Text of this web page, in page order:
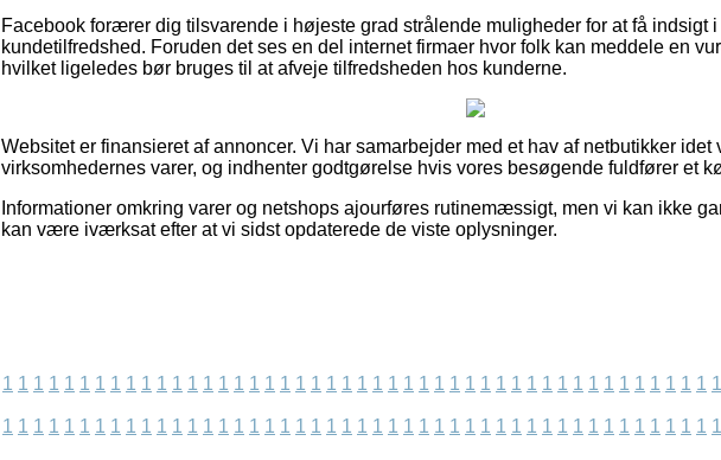
Facebook forærer dig tilsvarende i højeste grad strålende muligheder for at få indsigt
kundetilfredshed. Foruden det ses en del internet firmaer hvor folk kan meddele en
hvilket ligeledes bør bruges til at afveje tilfredsheden hos kunderne.
Websitet er finansieret af annoncer. Vi har samarbejder med et hav af netbutikker idet
virksomhedernes varer, og indhenter godtgørelse hvis vores besøgende fuldfører et
Informationer omkring varer og netshops ajourføres rutinemæssigt, men vi kan ikke
kan være iværksat efter at vi sidst opdaterede de viste oplysninger.
1 1 1 1 1 1 1 1 1 1 1 1 1 1 1 1 1 1 1 1 1 1 1 1 1 1 1 1 1 1 1 1 1 1 1 1 1 1 1 1 1 1 1 1 1 1 1
1 1 1 1 1 1 1 1 1 1 1 1 1 1 1 1 1 1 1 1 1 1 1 1 1 1 1 1 1 1 1 1 1 1 1 1 1 1 1 1 1 1 1 1 1 1 1